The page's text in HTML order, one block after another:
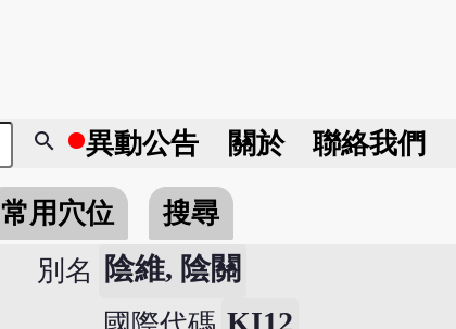
search 異動公告 關於 聯絡我們
常用穴位 搜尋
別名 陰維, 陰關
KI12